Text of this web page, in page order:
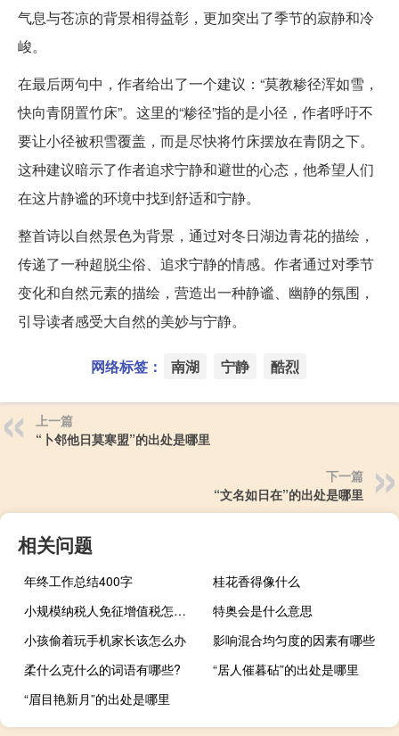
气息与苍凉的背景相得益彰，更加突出了季节的寂静和冷
峻。
在最后两句中，作者给出了一个建议：“莫教糁径浑如雪，
快向青阴置竹床”。这里的“糁径”指的是小径，作者呼吁不
要让小径被积雪覆盖，而是尽快将竹床摆放在青阴之下。
这种建议暗示了作者追求宁静和避世的心态，他希望人们
在这片静谧的环境中找到舒适和宁静。
整首诗以自然景色为背景，通过对冬日湖边青花的描绘，
传递了一种超脱尘俗、追求宁静的情感。作者通过对季节
变化和自然元素的描绘，营造出一种静谧、幽静的氛围，
引导读者感受大自然的美妙与宁静。
网络标签： 南湖 宁静 酷烈
上一篇
“卜邻他日莫寒盟”的出处是哪里
下一篇
“文名如日在”的出处是哪里
相关问题
年终工作总结400字
桂花香得像什么
小规模纳税人免征增值税怎么做账
特奥会是什么意思
小孩偷着玩手机家长该怎么办
影响混合均匀度的因素有哪些
柔什么克什么的词语有哪些?
“居人催暮砧”的出处是哪里
“眉目艳新月”的出处是哪里